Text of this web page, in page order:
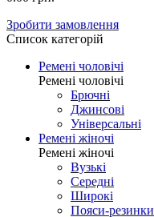
Зробити замовлення
Список категорій
Ремені чоловічі
Ремені чоловічі
Брючні
Джинсові
Універсальні
Ремені жіночі
Ремені жіночі
Вузькі
Середні
Широкі
Пояси-резинки